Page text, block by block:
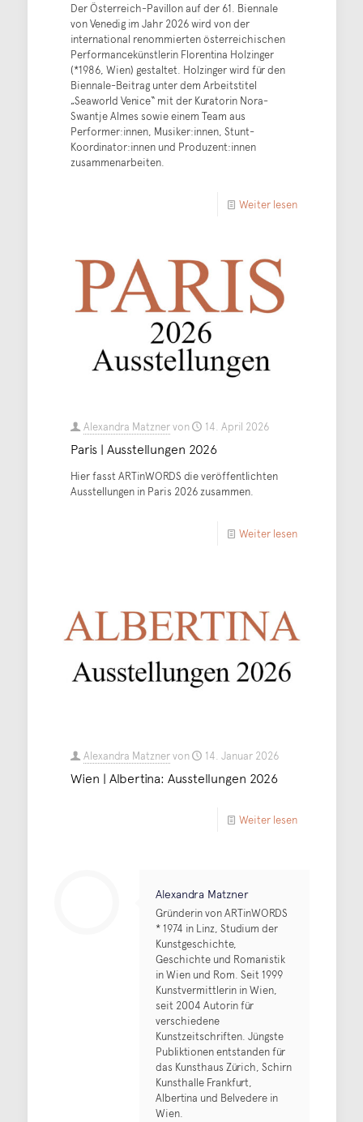
Der Österreich-Pavillon auf der 61. Biennale
von Venedig im Jahr 2026 wird von der
international renommierten österreichischen
Performancekünstlerin Florentina Holzinger
(*1986, Wien) gestaltet. Holzinger wird für den
Biennale-Beitrag unter dem Arbeitstitel
„Seaworld Venice“ mit der Kuratorin Nora-
Swantje Almes sowie einem Team aus
Performer:innen, Musiker:innen, Stunt-
Koordinator:innen und Produzent:innen
zusammenarbeiten.
Weiter lesen
Alexandra Matznervon 14. April 2026
Paris | Ausstellungen 2026
Hier fasst ARTinWORDS die veröffentlichten
Ausstellungen in Paris 2026 zusammen.
Weiter lesen
Alexandra Matznervon 14. Januar 2026
Wien | Albertina: Ausstellungen 2026
Weiter lesen
Alexandra Matzner
Gründerin von ARTinWORDS
* 1974 in Linz, Studium der
Kunstgeschichte,
Geschichte und Romanistik
in Wien und Rom. Seit 1999
Kunstvermittlerin in Wien,
seit 2004 Autorin für
verschiedene
Kunstzeitschriften. Jüngste
Publiktionen entstanden für
das Kunsthaus Zürich, Schirn
Kunsthalle Frankfurt,
Albertina und Belvedere in
Wien.